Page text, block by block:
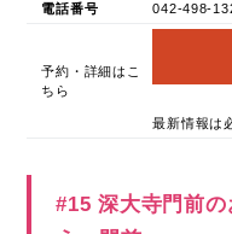
電話番号 042-498-
予約・詳細はこ
ちら
最新情報は
#15 深大寺門前